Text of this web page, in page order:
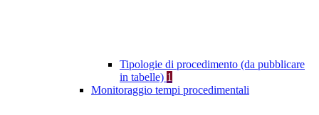
Tipologie di procedimento (da pubblicare
in tabelle) 1
Monitoraggio tempi procedimentali